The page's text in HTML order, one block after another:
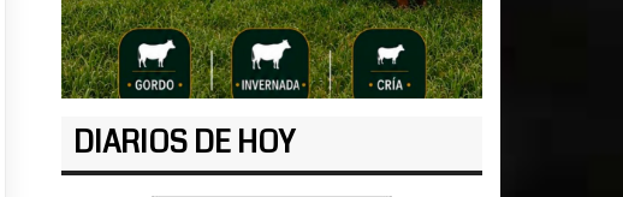
DIARIOS DE HOY